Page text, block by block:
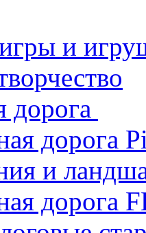
и
дорога
дорога
и
дорога